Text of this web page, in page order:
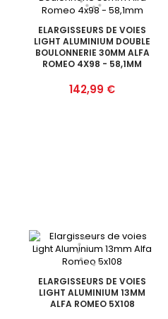
ELARGISSEURS DE VOIES
LIGHT ALUMINIUM DOUBLE
BOULONNERIE 30MM ALFA
ROMEO 4X98 - 58,1MM
Prix
142,99 €
ELARGISSEURS DE VOIES
LIGHT ALUMINIUM 13MM
ALFA ROMEO 5X108